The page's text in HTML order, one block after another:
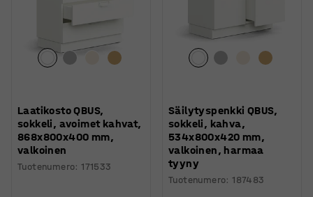
Laatikosto QBUS,
sokkeli, avoimet kahvat,
868x800x400 mm,
valkoinen
Tuotenumero:171533
Säilytyspenkki QBUS,
sokkeli, kahva,
534x800x420 mm,
valkoinen, harmaa
tyyny
Tuotenumero:187483